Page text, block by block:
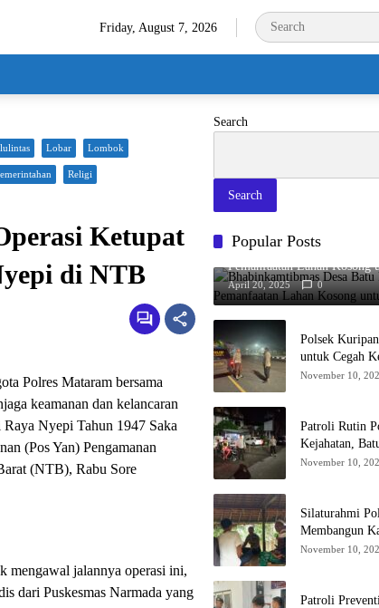
Friday, August 7, 2026
Lobar Lombok
Religi
Ketupat
di NTB
Polres Mataram bersama
keamanan dan kelancaran
Nyepi Tahun 1947 Saka
(Pos Yan) Pengamanan
(NTB), Rabu Sore
mengawal jalannya operasi ini,
dari Puskesmas Narmada yang
Search
Search
Popular Posts
Bhabinkamtibmas Desa Batu
Pemanfaatan Lahan Kosong
Pangan
April 20, 2025 0
Polsek
untuk Cegah
Barat
November 10,
Patroli Rutin
Kejahatan,
November 10,
Silaturahmi
Membangun
untuk Pilkada
November 10,
Patroli